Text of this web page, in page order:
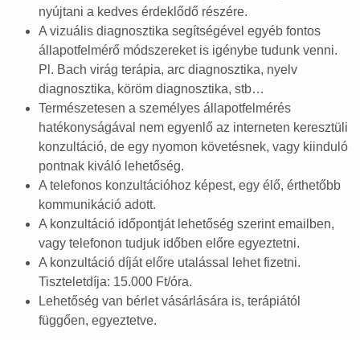
nyújtani a kedves érdeklődő részére.
A vizuális diagnosztika segítségével egyéb fontos
állapotfelmérő módszereket is igénybe tudunk venni.
Pl. Bach virág terápia, arc diagnosztika, nyelv
diagnosztika, köröm diagnosztika, stb…
Természetesen a személyes állapotfelmérés
hatékonyságával nem egyenlő az interneten keresztüli
konzultáció, de egy nyomon követésnek, vagy kiinduló
pontnak kiváló lehetőség.
A telefonos konzultációhoz képest, egy élő, érthetőbb
kommunikáció adott.
A konzultáció időpontját lehetőség szerint emailben,
vagy telefonon tudjuk időben előre egyeztetni.
A konzultáció díját előre utalással lehet fizetni.
Tiszteletdíja: 15.000 Ft/óra.
Lehetőség van bérlet vásárlására is, terápiától
függően, egyeztetve.